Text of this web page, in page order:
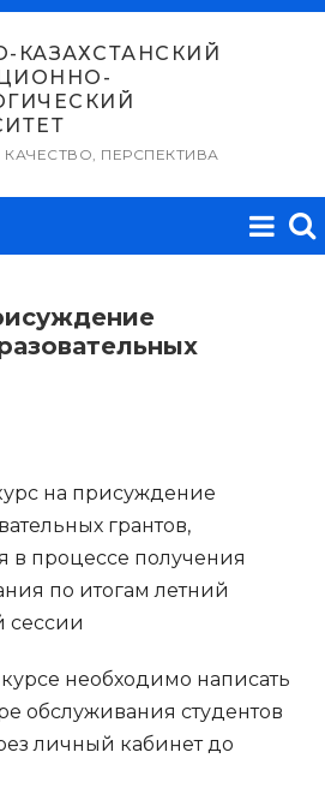
КАЗАХСТАНСКИЙ
ПЕРСПЕКТИВА
на присуждение
грантов,
в процессе получения
по итогам летний
сессии
необходимо написать
обслуживания студентов
личный кабинет до